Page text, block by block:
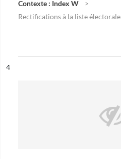
Contexte : Index W
Rectifications à la liste électorale
n°
4